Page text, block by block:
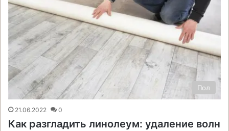
Пол
21.06.2022 0
Как разгладить линолеум: удаление волн